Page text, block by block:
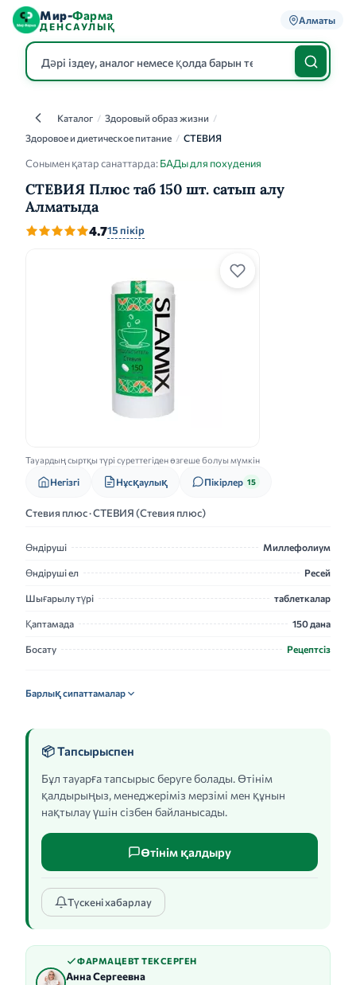
Мир-Фарма
ДЕНСАУЛЫҚ
Алматы
КаталогКаталог / Здоровый образ жизни /
Здоровое и диетическое питание / СТЕВИЯ
Сонымен қатар санаттарда:БАДы для похудения
СТЕВИЯ Плюс таб 150 шт. сатып алу
Алматыда
4.715 пікір
Тауардың сыртқы түрі суреттегіден өзгеше болуы мүмкін
Негізгі Нұсқаулық Пікірлер 15
Стевия плюс · СТЕВИЯ (Стевия плюс)
Өндіруші Миллефолиум
Өндіруші ел Ресей
Шығарылу түрі таблеткалар
Қаптамада 150 дана
Босату Рецептсіз
Барлық сипаттамалар
📦 Тапсырыспен
Бұл тауарға тапсырыс беруге болады. Өтінім
қалдырыңыз, менеджеріміз мерзімі мен құнын
нақтылау үшін сізбен байланысады.
Өтінім қалдыру
Түскені хабарлау
ФАРМАЦЕВТ ТЕКСЕРГЕН
Анна Сергеевна